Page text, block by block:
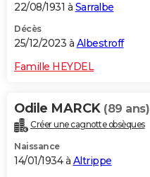
22/08/1931 à Sarralbe
Décès
25/12/2023 à Albestroff
Famille HEYDEL
Odile MARCK (89 ans)
Créer une cagnotte obsèques
Naissance
14/01/1934 à Altrippe